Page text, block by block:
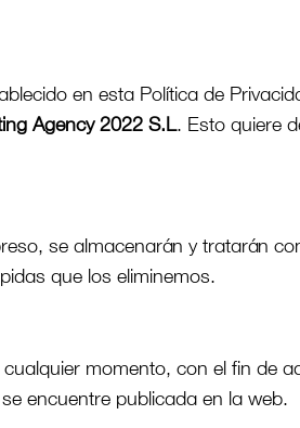
en esta Política de
Agency 2022 S.L. Esto quiere
se almacenarán y tratarán
que los eliminemos.
momento, con el fin de
encuentre publicada en la web.